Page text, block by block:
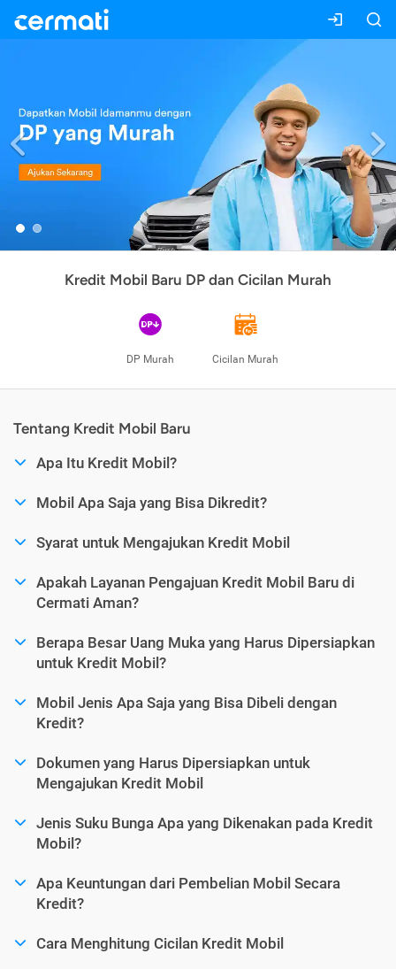
Previous
Kredit Mobil Baru DP dan Cicilan Murah
DP Murah Cicilan Murah
Tentang Kredit Mobil Baru
Apa Itu Kredit Mobil?
Mobil Apa Saja yang Bisa Dikredit?
Syarat untuk Mengajukan Kredit Mobil
Apakah Layanan Pengajuan Kredit Mobil Baru di
Cermati Aman?
Berapa Besar Uang Muka yang Harus Dipersiapkan
untuk Kredit Mobil?
Mobil Jenis Apa Saja yang Bisa Dibeli dengan
Kredit?
Dokumen yang Harus Dipersiapkan untuk
Mengajukan Kredit Mobil
Jenis Suku Bunga Apa yang Dikenakan pada Kredit
Mobil?
Apa Keuntungan dari Pembelian Mobil Secara
Kredit?
Cara Menghitung Cicilan Kredit Mobil